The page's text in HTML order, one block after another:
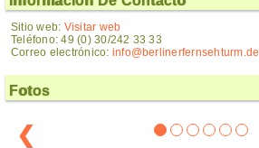
Sitio web: Visitar web
Teléfono: 49 (0) 30/242 33 33
Correo electrónico: info@berlinerfernsehturm.de
Fotos
❮